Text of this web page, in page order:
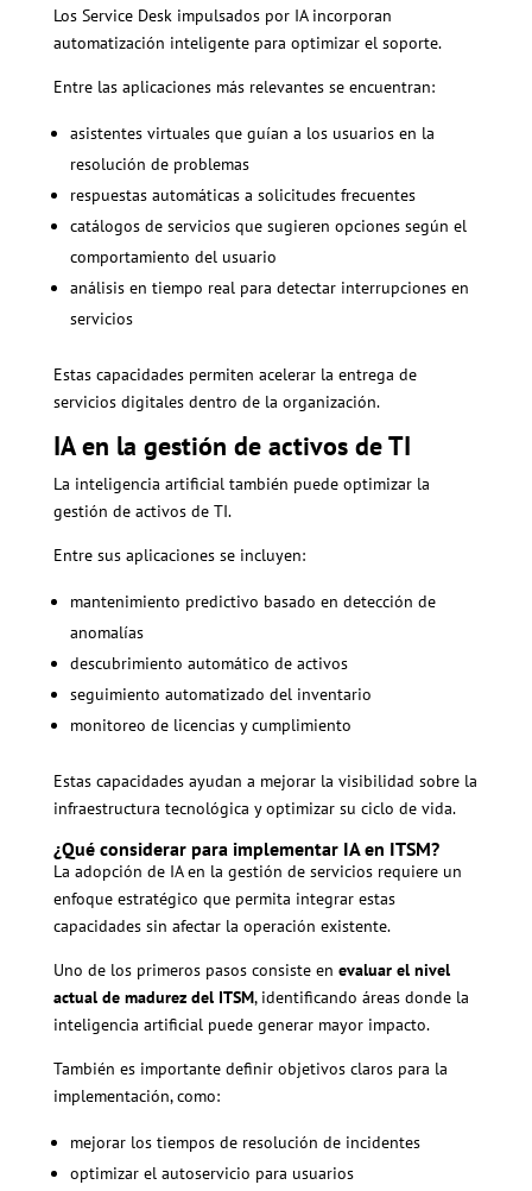
Los Service Desk impulsados por IA incorporan
automatización inteligente para optimizar el soporte.
Entre las aplicaciones más relevantes se encuentran:
asistentes virtuales que guían a los usuarios en la
resolución de problemas
respuestas automáticas a solicitudes frecuentes
catálogos de servicios que sugieren opciones según el
comportamiento del usuario
análisis en tiempo real para detectar interrupciones en
servicios
Estas capacidades permiten acelerar la entrega de
servicios digitales dentro de la organización.
IA en la gestión de activos de TI
La inteligencia artificial también puede optimizar la
gestión de activos de TI.
Entre sus aplicaciones se incluyen:
mantenimiento predictivo basado en detección de
anomalías
descubrimiento automático de activos
seguimiento automatizado del inventario
monitoreo de licencias y cumplimiento
Estas capacidades ayudan a mejorar la visibilidad sobre la
infraestructura tecnológica y optimizar su ciclo de vida.
¿Qué considerar para implementar IA en ITSM?
La adopción de IA en la gestión de servicios requiere un
enfoque estratégico que permita integrar estas
capacidades sin afectar la operación existente.
Uno de los primeros pasos consiste en evaluar el nivel
actual de madurez del ITSM, identificando áreas donde la
inteligencia artificial puede generar mayor impacto.
También es importante definir objetivos claros para la
implementación, como:
mejorar los tiempos de resolución de incidentes
optimizar el autoservicio para usuarios